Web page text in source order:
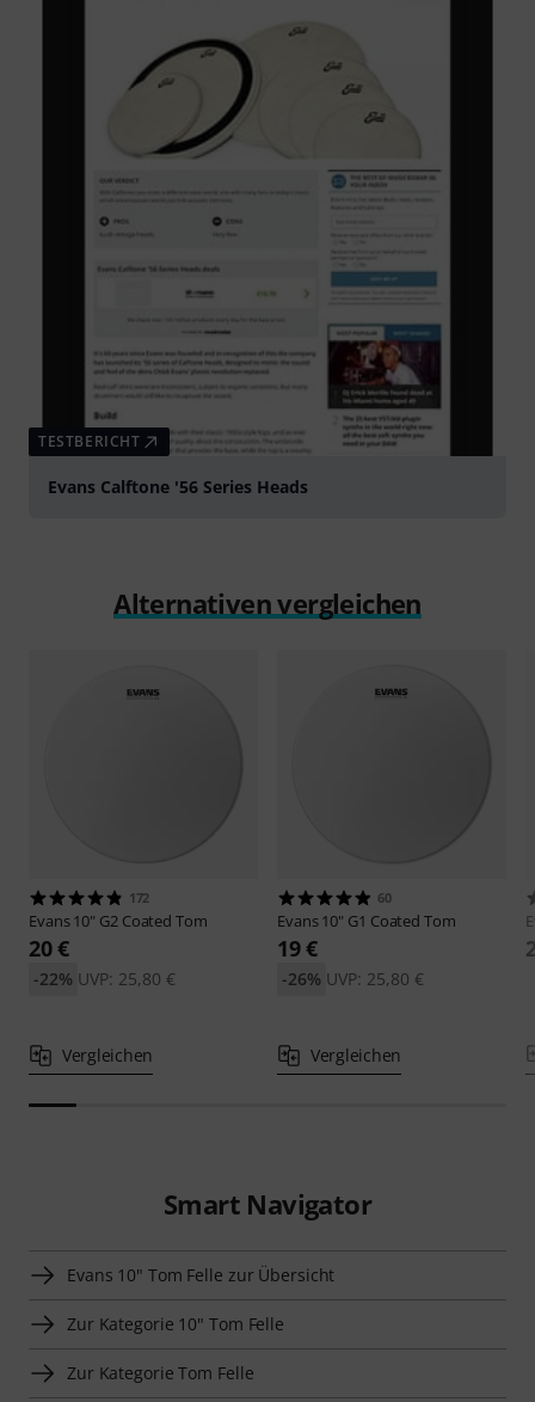
TESTBERICHT
Evans Calftone '56 Series Heads
Alternativen vergleichen
172
Evans10" G2 Coated Tom
20 €
UVP: 25,80 €
-22%
Vergleichen
60
Evans10" G1 Coated Tom
19 €
UVP: 25,80 €
-26%
Vergleichen
Smart Navigator
Evans 10" Tom Felle zur Übersicht
Zur Kategorie 10" Tom Felle
Zur Kategorie Tom Felle